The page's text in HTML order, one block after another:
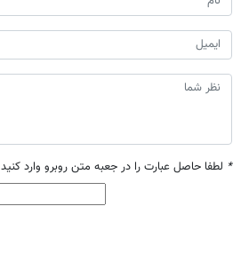
* لطفا حاصل عبارت را در جعبه متن روبرو وارد کنید